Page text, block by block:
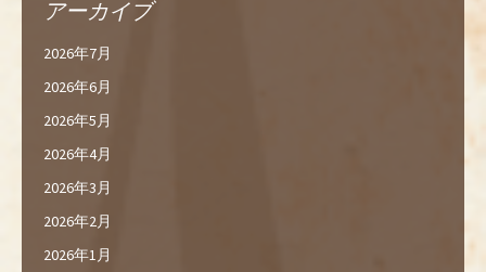
アーカイブ
2026年7月
2026年6月
2026年5月
2026年4月
2026年3月
2026年2月
2026年1月